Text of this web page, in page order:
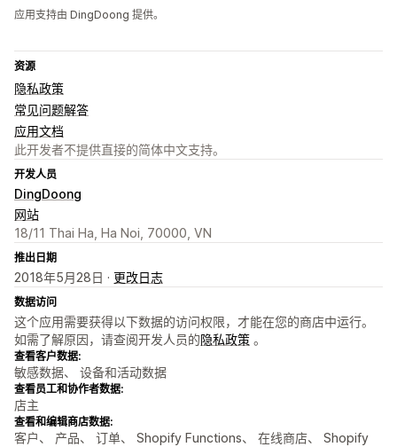
应用支持由 DingDoong 提供。
资源
隐私政策
常见问题解答
应用文档
此开发者不提供直接的简体中文支持。
开发人员
DingDoong
网站
18/11 Thai Ha, Ha Noi, 70000, VN
推出日期
2018年5月28日 · 更改日志
数据访问
这个应用需要获得以下数据的访问权限，才能在您的商店中运行。
如需了解原因，请查阅开发人员的隐私政策 。
查看客户数据:
敏感数据、 设备和活动数据
查看员工和协作者数据:
店主
查看和编辑商店数据:
客户、 产品、 订单、 Shopify Functions、 在线商店、 Shopify